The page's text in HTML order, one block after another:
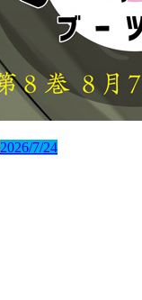
2026/7/24